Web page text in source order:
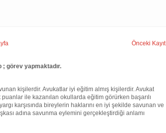
Önceki Kayıt
görev yapmaktadır.
kişilerdir. Avukatlar iyi eğitim almış kişilerdir. Avukat
ile kazanılan okullarda eğitim görürken başarılı
karşısında bireylerin haklarını en iyi şekilde savunan ve
adına savunma eylemini gerçekleştirdiği anlamı